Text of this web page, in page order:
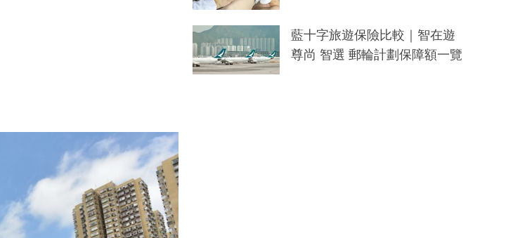
藍十字旅遊保險比較｜智在遊
尊尚 智選 郵輪計劃保障額一覽